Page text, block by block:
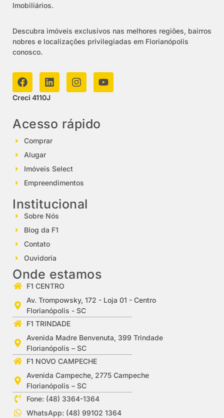
Imobiliários.
Descubra imóveis exclusivos nas melhores regiões, bairros
nobres e localizações privilegiadas em Florianópolis
conosco.
Creci 4110J
Acesso rápido
Comprar
Alugar
Imóveis Select
Empreendimentos
Institucional
Sobre Nós
Blog da F1
Contato
Ouvidoria
Onde estamos
F1 CENTRO
Av. Trompowsky, 172 - Loja 01 - Centro
Florianópolis - SC
F1 TRINDADE
Avenida Madre Benvenuta, 399 Trindade
Florianópolis – SC
F1 NOVO CAMPECHE
Avenida Campeche, 2775 Campeche
Florianópolis – SC
Fone: (48) 3364-1364
WhatsApp: (48) 99102 1364